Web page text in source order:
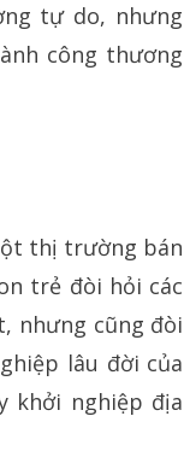
tự do, nhưng
công thương
thị trường bán
trẻ đòi hỏi các
nhưng cũng đòi
lâu đời của
khởi nghiệp địa